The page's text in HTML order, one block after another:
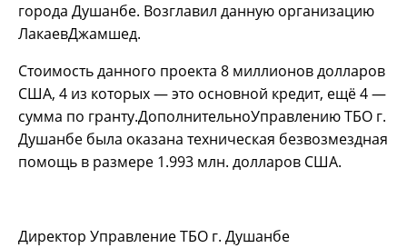
города Душанбе. Возглавил данную организацию
ЛакаевДжамшед.
Стоимость данного проекта 8 миллионов долларов
США, 4 из которых — это основной кредит, ещё 4 —
сумма по гранту.ДополнительноУправлению ТБО г.
Душанбе была оказана техническая безвозмездная
помощь в размере 1.993 млн. долларов США.
Директор Управление ТБО г. Душанбе